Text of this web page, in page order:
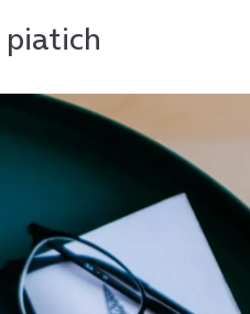
piatich